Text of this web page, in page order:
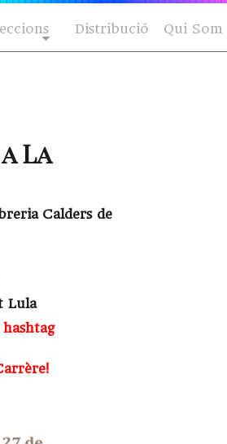
Distribució Qui Som
La
Calders de
Lula